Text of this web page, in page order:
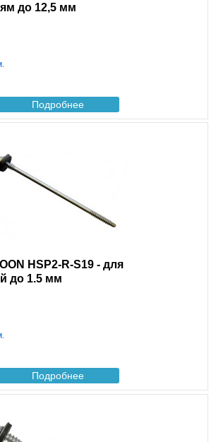
до 12,5 мм
Подробнее
HSP2-R-S19 - для
до 1.5 мм
Подробнее